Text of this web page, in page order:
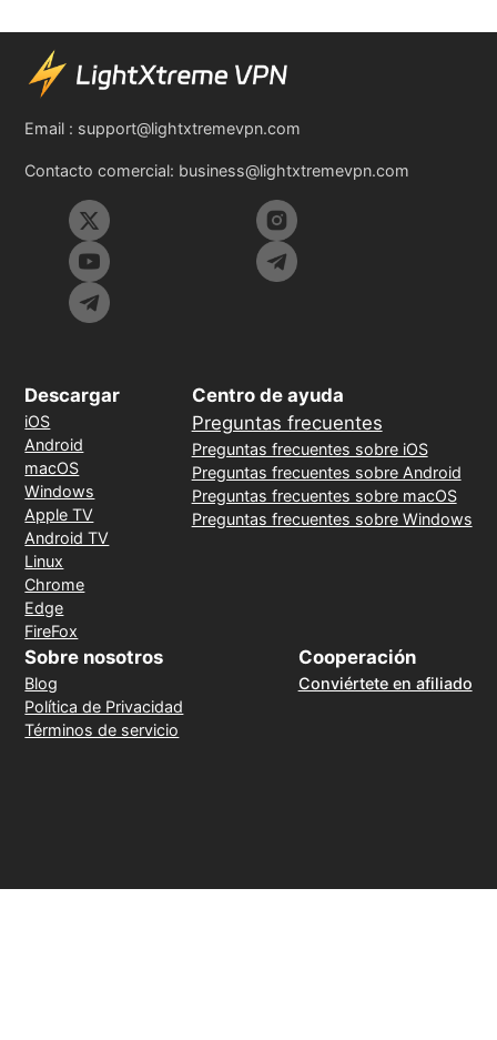
Email : support@lightxtremevpn.com
Contacto comercial: business@lightxtremevpn.com
Descargar
iOS
Android
macOS
Windows
Apple TV
Android TV
Linux
Chrome
Edge
FireFox
Centro de ayuda
Preguntas frecuentes
Preguntas frecuentes sobre iOS
Preguntas frecuentes sobre Android
Preguntas frecuentes sobre macOS
Preguntas frecuentes sobre Windows
Sobre nosotros
Blog
Política de Privacidad
Términos de servicio
Cooperación
Conviértete en afiliado